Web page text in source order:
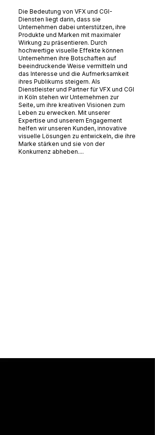
Die Bedeutung von VFX und CGI-
Diensten liegt darin, dass sie
Unternehmen dabei unterstützen, ihre
Produkte und Marken mit maximaler
Wirkung zu präsentieren. Durch
hochwertige visuelle Effekte können
Unternehmen ihre Botschaften auf
beeindruckende Weise vermitteln und
das Interesse und die Aufmerksamkeit
ihres Publikums steigern. Als
Dienstleister und Partner für VFX und CGI
in Köln stehen wir Unternehmen zur
Seite, um ihre kreativen Visionen zum
Leben zu erwecken. Mit unserer
Expertise und unserem Engagement
helfen wir unseren Kunden, innovative
visuelle Lösungen zu entwickeln, die ihre
Marke stärken und sie von der
Konkurrenz abheben....